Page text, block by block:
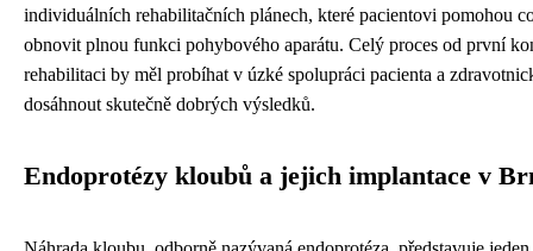
individuálních rehabilitačních plánech, které pacientovi pomohou
obnovit plnou funkci pohybového aparátu. Celý proces od první
rehabilitaci by měl probíhat v úzké spolupráci pacienta a
dosáhnout skutečně dobrých výsledků.
Endoprotézy kloubů a jejich implantace v